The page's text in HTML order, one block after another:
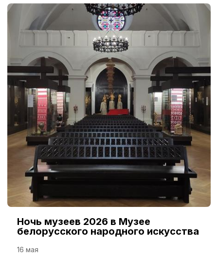
Ночь музеев 2026 в Музее
белорусского народного искусства
16 мая